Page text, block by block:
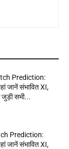
Prediction:
जानें संभावित XI,
जुड़ी सभी...
Prediction:
जानें संभावित XI,